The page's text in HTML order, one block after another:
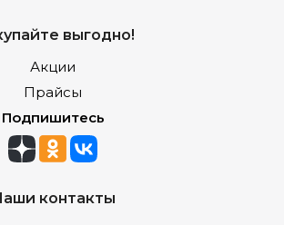
выгодно!
Акции
Прайсы
Подпишитесь
контакты